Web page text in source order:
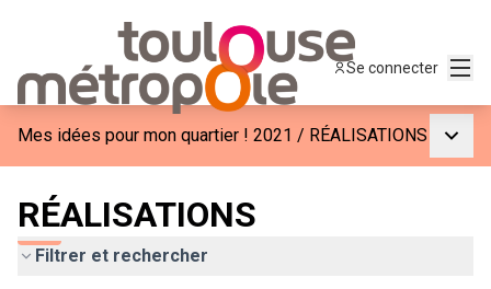
Se connecter
Mes idées pour mon quartier ! 2021 / RÉALISATIONS
RÉALISATIONS
Filtrer et rechercher